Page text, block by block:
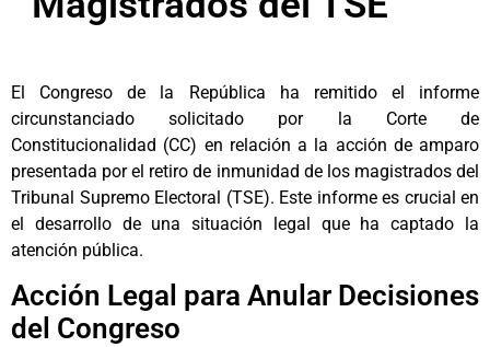
El Congreso de la República ha remitido el informe
circunstanciado solicitado por la Corte de
Constitucionalidad (CC) en relación a la acción de amparo
presentada por el retiro de inmunidad de los magistrados del
Tribunal Supremo Electoral (TSE). Este informe es crucial en
el desarrollo de una situación legal que ha captado la
atención pública.
Acción Legal para Anular Decisiones
del Congreso